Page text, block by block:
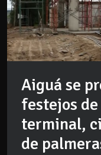
Aiguá se
festejos de
terminal,
de